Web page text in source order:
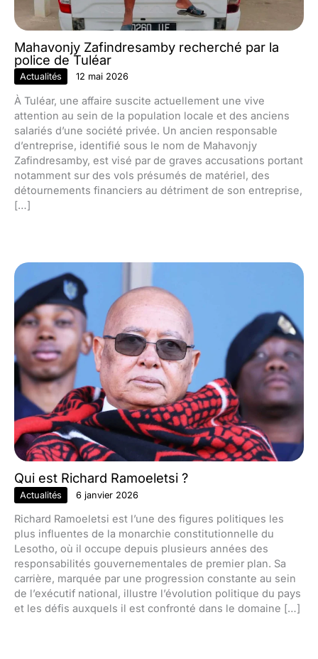
Mahavonjy Zafindresamby recherché par la
police de Tuléar
Actualités 12 mai 2026
À Tuléar, une affaire suscite actuellement une vive
attention au sein de la population locale et des anciens
salariés d’une société privée. Un ancien responsable
d’entreprise, identifié sous le nom de Mahavonjy
Zafindresamby, est visé par de graves accusations portant
notamment sur des vols présumés de matériel, des
détournements financiers au détriment de son entreprise,
[…]
Qui est Richard Ramoeletsi ?
Actualités 6 janvier 2026
Richard Ramoeletsi est l’une des figures politiques les
plus influentes de la monarchie constitutionnelle du
Lesotho, où il occupe depuis plusieurs années des
responsabilités gouvernementales de premier plan. Sa
carrière, marquée par une progression constante au sein
de l’exécutif national, illustre l’évolution politique du pays
et les défis auxquels il est confronté dans le domaine […]